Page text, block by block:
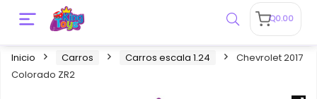
Q0.00
Inicio Carros Carros escala 1.24
Chevrolet 2017
Colorado ZR2